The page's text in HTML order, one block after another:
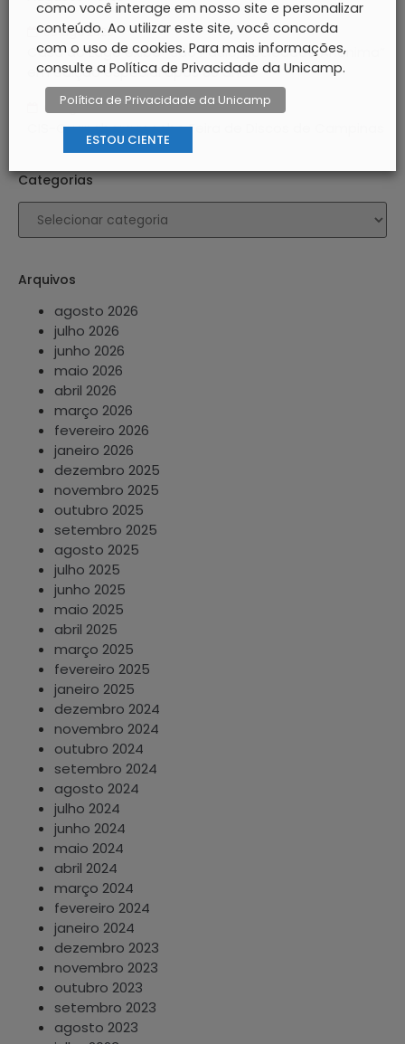
05 ago 2026
Casa do Lago exibe “São Paulo, Sociedade Anônima”
em edição especial após 60 anos
04 ago 2026
CIS-Guanabara recebe Feira de Discos de Campinas
Categorias
Arquivos
agosto 2026
julho 2026
junho 2026
maio 2026
abril 2026
março 2026
fevereiro 2026
janeiro 2026
dezembro 2025
novembro 2025
outubro 2025
setembro 2025
agosto 2025
julho 2025
junho 2025
maio 2025
abril 2025
março 2025
fevereiro 2025
janeiro 2025
dezembro 2024
novembro 2024
outubro 2024
setembro 2024
agosto 2024
julho 2024
junho 2024
maio 2024
abril 2024
março 2024
fevereiro 2024
janeiro 2024
dezembro 2023
novembro 2023
outubro 2023
setembro 2023
agosto 2023
como você interage em nosso site e personalizar
conteúdo. Ao utilizar este site, você concorda
com o uso de cookies. Para mais informações,
consulte a Política de Privacidade da Unicamp.
Política de Privacidade da Unicamp
ESTOU CIENTE